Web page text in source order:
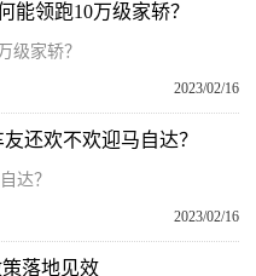
能领跑10万级家轿？
级家轿？
2023/02/16
还欢不欢迎马自达？
达？
2023/02/16
落地见效